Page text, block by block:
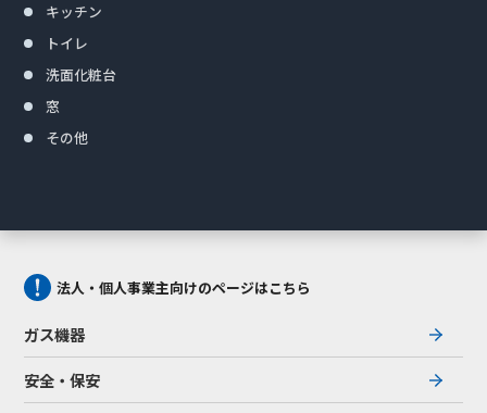
キッチン
トイレ
洗面化粧台
窓
その他
法人・個人事業主向けのページはこちら
ガス機器
安全・保安